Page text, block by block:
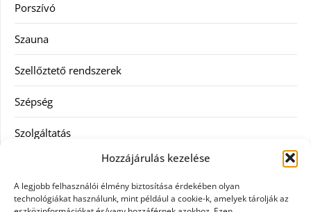
Hozzájárulás kezelése
A legjobb felhasználói élmény biztosítása érdekében olyan
technológiákat használunk, mint például a cookie-k, amelyek tárolják az
Porszívó
Szauna
Szellőztető rendszerek
Szépség
Szolgáltatás
Televízió